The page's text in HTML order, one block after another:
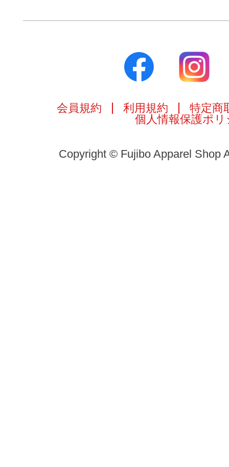
会員規約 利用規約
特定商
個人情報保護ポリ
Copyright © Fujibo Apparel Shop